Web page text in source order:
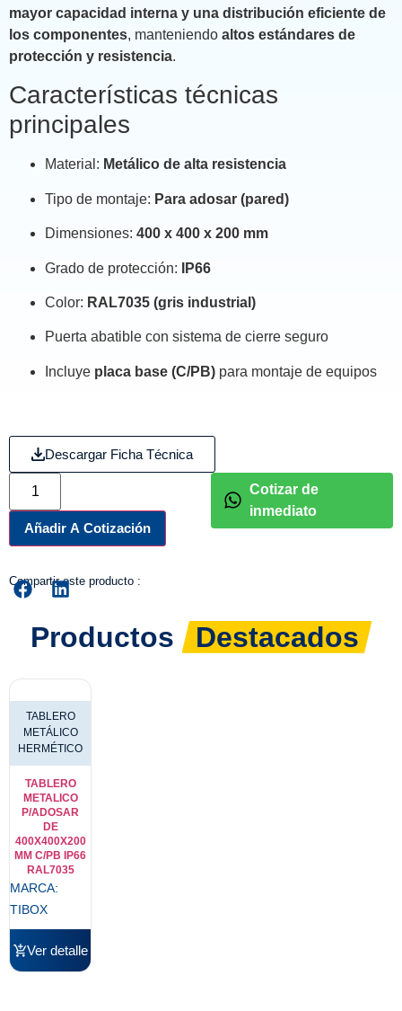
mayor capacidad interna y una distribución eficiente de
los componentes, manteniendo altos estándares de
protección y resistencia.
Características técnicas
principales
Material: Metálico de alta resistencia
Tipo de montaje: Para adosar (pared)
Dimensiones: 400 x 400 x 200 mm
Grado de protección: IP66
Color: RAL7035 (gris industrial)
Puerta abatible con sistema de cierre seguro
Incluye placa base (C/PB) para montaje de equipos
Descargar Ficha Técnica
Añadir A Cotización
Cotizar de
inmediato
Compartir este producto :
Productos Destacados
TABLERO
METÁLICO
HERMÉTICO
TABLERO
METALICO
P/ADOSAR
DE
400X400X200
MM C/PB IP66
RAL7035
MARCA:
TIBOX
Ver detalle